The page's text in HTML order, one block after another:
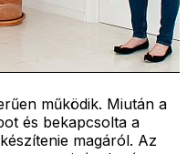
működik. Miután a
és bekapcsolta a
magáról. Az